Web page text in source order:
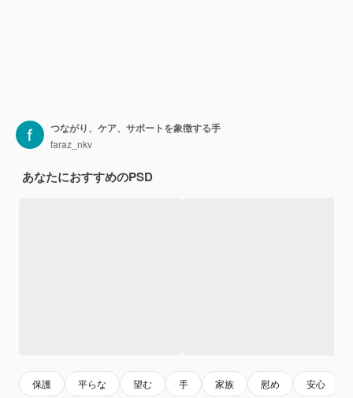
つながり、ケア、サポートを象徴する手
faraz_nkv
あなたにおすすめのPSD
保護 平らな 望む 手 家族 慰め 安心